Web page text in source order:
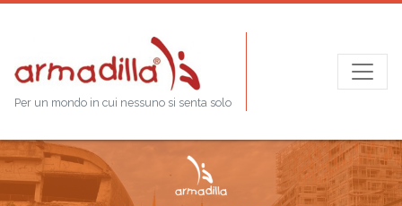
Per un mondo in cui nessuno si senta solo